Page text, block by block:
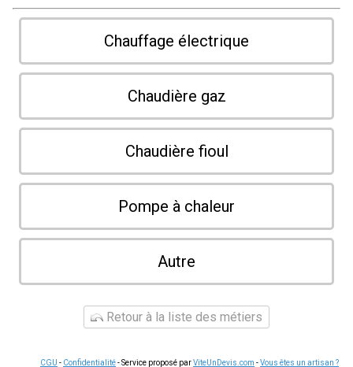
Chauffage électrique
Chaudière gaz
Chaudière fioul
Pompe à chaleur
Autre
Retour à la liste des métiers
CGU - Confidentialité- Service proposé parViteUnDevis.com -Vous êtes un artisan ?